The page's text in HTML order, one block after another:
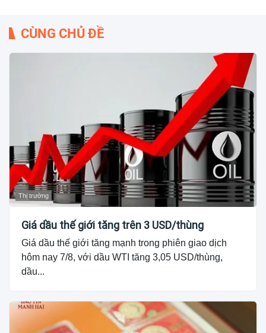
CÙNG CHỦ ĐỀ
Thị trường
Giá dầu thế giới tăng trên 3 USD/thùng
Giá dầu thế giới tăng mạnh trong phiên giao dịch
hôm nay 7/8, với dầu WTI tăng 3,05 USD/thùng,
dầu...